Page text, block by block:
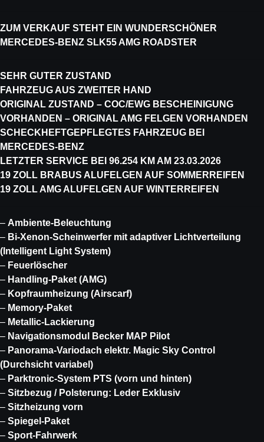
ZUM VERKAUF STEHT EIN WUNDERSCHÖNER
MERCEDES-BENZ SLK55 AMG ROADSTER
SEHR GUTER ZUSTAND
FAHRZEUG AUS ZWEITER HAND
ORIGINAL ZUSTAND – COC/EWG BESCHEINIGUNG
VORHANDEN – ORIGINAL AMG FELGEN VORHANDEN
SCHECKHEFTGEPFLEGTES FAHRZEUG BEI
MERCEDES-BENZ
LETZTER SERVICE BEI 96.254 KM AM 23.03.2026
19 ZOLL BRABUS ALUFELGEN AUF SOMMERREIFEN
19 ZOLL AMG ALUFELGEN AUF WINTERREIFEN
– Ambiente-Beleuchtung
– Bi-Xenon-Scheinwerfer mit adaptiver Lichtverteilung
(Intelligent Light System)
– Feuerlöscher
– Handling-Paket (AMG)
– Kopfraumheizung (Airscarf)
– Memory-Paket
– Metallic-Lackierung
– Navigationsmodul Becker MAP Pilot
– Panorama-Variodach elektr. Magic Sky Control
(Durchsicht variabel)
– Parktronic-System PTS (vorn und hinten)
– Sitzbezug / Polsterung: Leder Exklusiv
– Sitzheizung vorn
– Spiegel-Paket
– Sport-Fahrwerk